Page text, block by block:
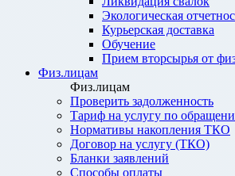
Экологическая
Курьерская доставка
Обучение
Прием вторсырья от
Физ.лицам
Физ.лицам
Проверить задолженность
Тариф на услугу по
Нормативы накопления ТКО
Договор на услугу (ТКО)
Бланки заявлений
Способы оплаты